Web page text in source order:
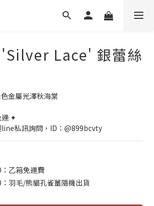
Lace' 銀蕾絲
金屬光澤秋海棠
運 ✦
私訊詢問，ID：@899bcvty
乙箱免運費
羽毛/熊貓孔雀薑隨機出貨